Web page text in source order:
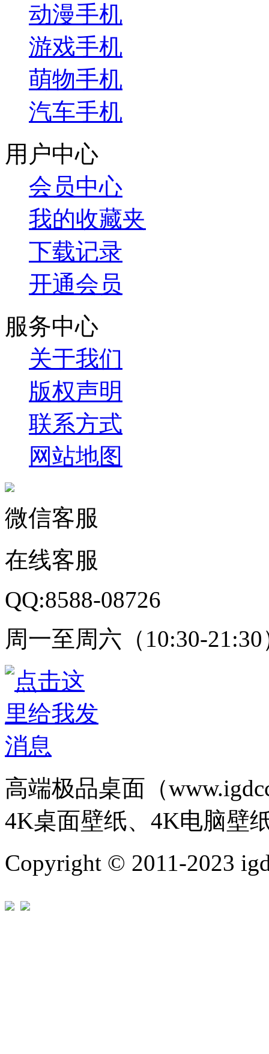
动漫手机
游戏手机
萌物手机
汽车手机
用户中心
会员中心
我的收藏夹
下载记录
开通会员
服务中心
关于我们
版权声明
联系方式
网站地图
微信客服
在线客服
QQ:8588-08726
周一至周六（10:30-21:30
高端极品桌面（
4K桌面壁纸、4K电脑壁
Copyright © 2011-2023